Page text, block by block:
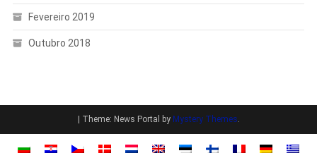
Fevereiro 2019
Outubro 2018
Theme: News Portal by Mystery Themes.